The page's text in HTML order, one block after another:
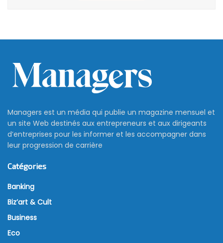
Managers est un média qui publie un magazine mensuel et
un site Web destinés aux entrepreneurs et aux dirigeants
d’entreprises pour les informer et les accompagner dans
leur progression de carrière
Catégories
Banking
Biz’art & Cult
Business
Eco